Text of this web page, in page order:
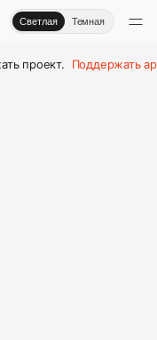
Светлая Темная
проект. Поддержать